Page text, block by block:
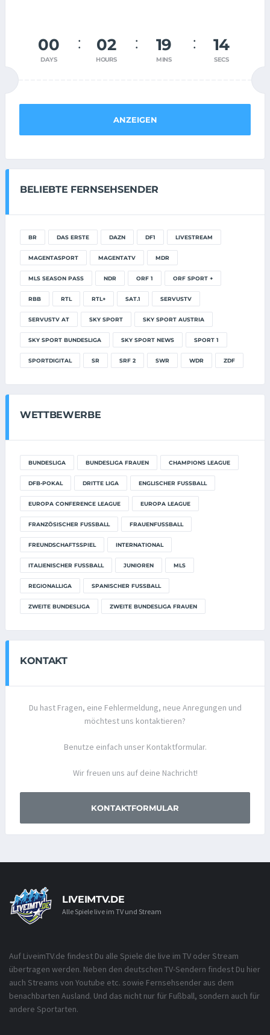
00
DAYS
02
HOURS
19
MINS
14
SECS
ANZEIGEN
BELIEBTE FERNSEHSENDER
BR DAS ERSTE DAZN DF1 LIVESTREAM
MAGENTASPORT MAGENTATV MDR
MLS SEASON PASS NDR ORF 1 ORF SPORT +
RBB RTL RTL+ SAT.1 SERVUSTV
SERVUSTV AT SKY SPORT SKY SPORT AUSTRIA
SKY SPORT BUNDESLIGA SKY SPORT NEWS SPORT 1
SPORTDIGITAL SR SRF 2 SWR WDR ZDF
WETTBEWERBE
BUNDESLIGA BUNDESLIGA FRAUEN CHAMPIONS LEAGUE
DFB-POKAL DRITTE LIGA ENGLISCHER FUSSBALL
EUROPA CONFERENCE LEAGUE EUROPA LEAGUE
FRANZÖSISCHER FUSSBALL FRAUENFUSSBALL
FREUNDSCHAFTSSPIEL INTERNATIONAL
ITALIENISCHER FUSSBALL JUNIOREN MLS
REGIONALLIGA SPANISCHER FUSSBALL
ZWEITE BUNDESLIGA ZWEITE BUNDESLIGA FRAUEN
KONTAKT
Du hast Fragen, eine Fehlermeldung, neue Anregungen und
möchtest uns kontaktieren?
Benutze einfach unser Kontaktformular.
Wir freuen uns auf deine Nachricht!
KONTAKTFORMULAR
LIVEIMTV.DE
Alle Spiele live im TV und Stream
Auf LiveimTV.de findest Du alle Spiele die live im TV oder Stream
übertragen werden. Neben den deutschen TV-Sendern findest Du hier
auch Streams von Youtube etc. sowie Fernsehsender aus dem
benachbarten Ausland. Und das nicht nur für Fußball, sondern auch für
andere Sportarten.